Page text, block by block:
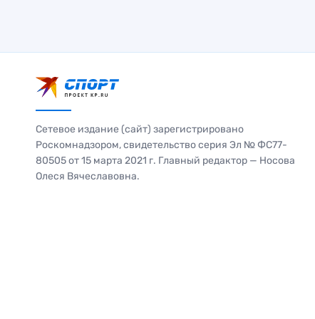
Сетевое издание (сайт) зарегистрировано
Роскомнадзором, свидетельство серия Эл № ФС77-
80505 от 15 марта 2021 г. Главный редактор — Носова
Олеся Вячеславовна.